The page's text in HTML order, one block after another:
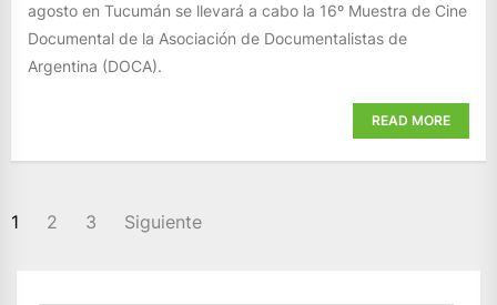
agosto en Tucumán se llevará a cabo la 16º Muestra de Cine
Documental de la Asociación de Documentalistas de
Argentina (DOCA).
READ MORE
PAGINACIÓN
1 2 3 Siguiente